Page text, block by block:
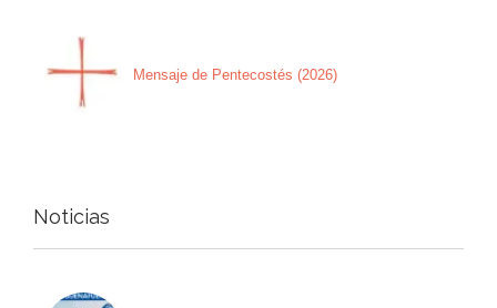
Mensaje de Pentecostés (2026)
Noticias